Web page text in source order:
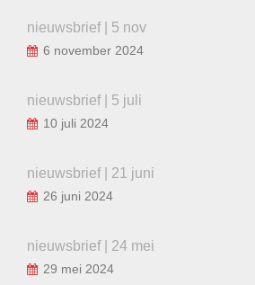
nieuwsbrief | 5 nov
6 november 2024
nieuwsbrief | 5 juli
10 juli 2024
nieuwsbrief | 21 juni
26 juni 2024
nieuwsbrief | 24 mei
29 mei 2024